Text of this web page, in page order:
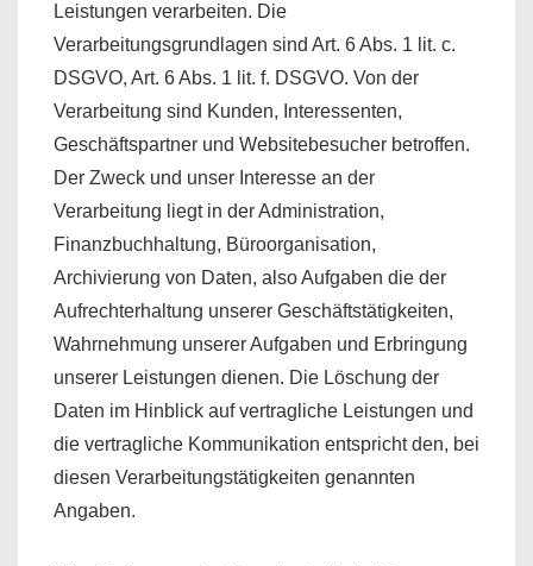
Leistungen verarbeiten. Die
Verarbeitungsgrundlagen sind Art. 6 Abs. 1 lit. c.
DSGVO, Art. 6 Abs. 1 lit. f. DSGVO. Von der
Verarbeitung sind Kunden, Interessenten,
Geschäftspartner und Websitebesucher betroffen.
Der Zweck und unser Interesse an der
Verarbeitung liegt in der Administration,
Finanzbuchhaltung, Büroorganisation,
Archivierung von Daten, also Aufgaben die der
Aufrechterhaltung unserer Geschäftstätigkeiten,
Wahrnehmung unserer Aufgaben und Erbringung
unserer Leistungen dienen. Die Löschung der
Daten im Hinblick auf vertragliche Leistungen und
die vertragliche Kommunikation entspricht den, bei
diesen Verarbeitungstätigkeiten genannten
Angaben.